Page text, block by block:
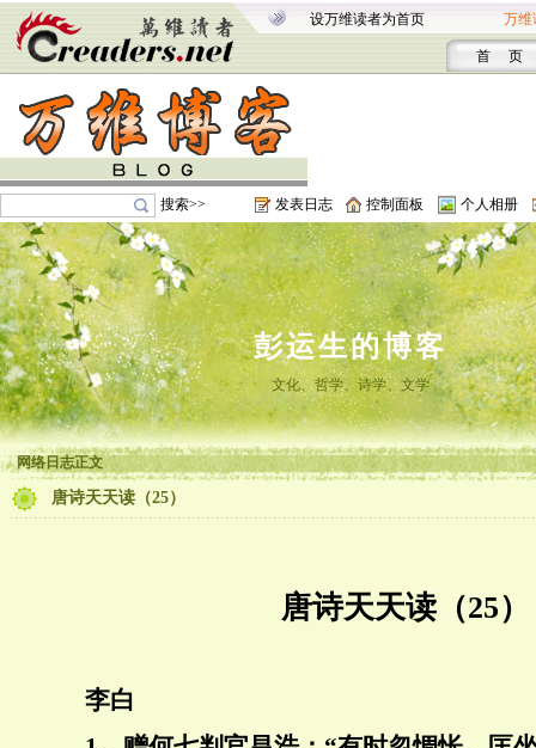
设万维读者为首页 万维
首 页
搜索>> 发表日志 控制面板 个人相册
彭运生的博客
文化、哲学、诗学、文学
网络日志正文
唐诗天天读（25）
唐诗天天读（25）
李白